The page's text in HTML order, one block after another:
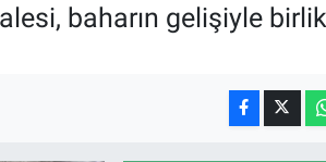
baharın gelişiyle